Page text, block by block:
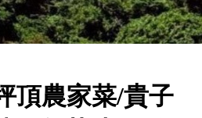
頂農家菜/貴子